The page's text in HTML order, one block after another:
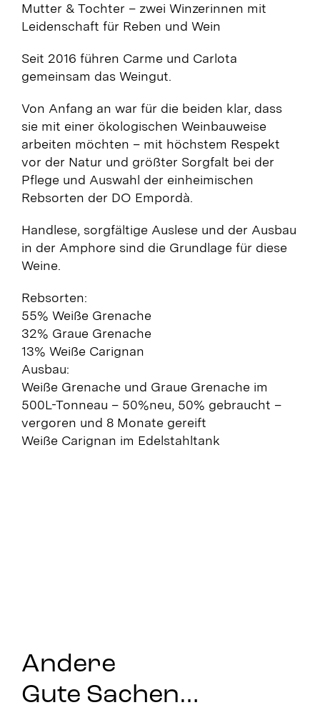
Mutter & Tochter – zwei Winzerinnen mit
Leidenschaft für Reben und Wein
Seit 2016 führen Carme und Carlota
gemeinsam das Weingut.
Von Anfang an war für die beiden klar, dass
sie mit einer ökologischen Weinbauweise
arbeiten möchten – mit höchstem Respekt
vor der Natur und größter Sorgfalt bei der
Pflege und Auswahl der einheimischen
Rebsorten der DO Empordà.
Handlese, sorgfältige Auslese und der Ausbau
in der Amphore sind die Grundlage für diese
Weine.
Rebsorten:
55% Weiße Grenache
32% Graue Grenache
13% Weiße Carignan
Ausbau:
Weiße Grenache und Graue Grenache im
500L-Tonneau – 50%neu, 50% gebraucht –
vergoren und 8 Monate gereift
Weiße Carignan im Edelstahltank
Andere
Gute Sachen…